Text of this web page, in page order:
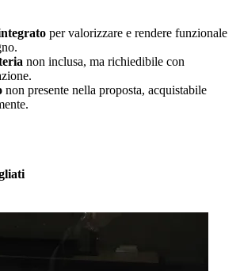
per valorizzare e rendere funzionale
non inclusa, ma richiedibile con
non presente nella proposta, acquistabile